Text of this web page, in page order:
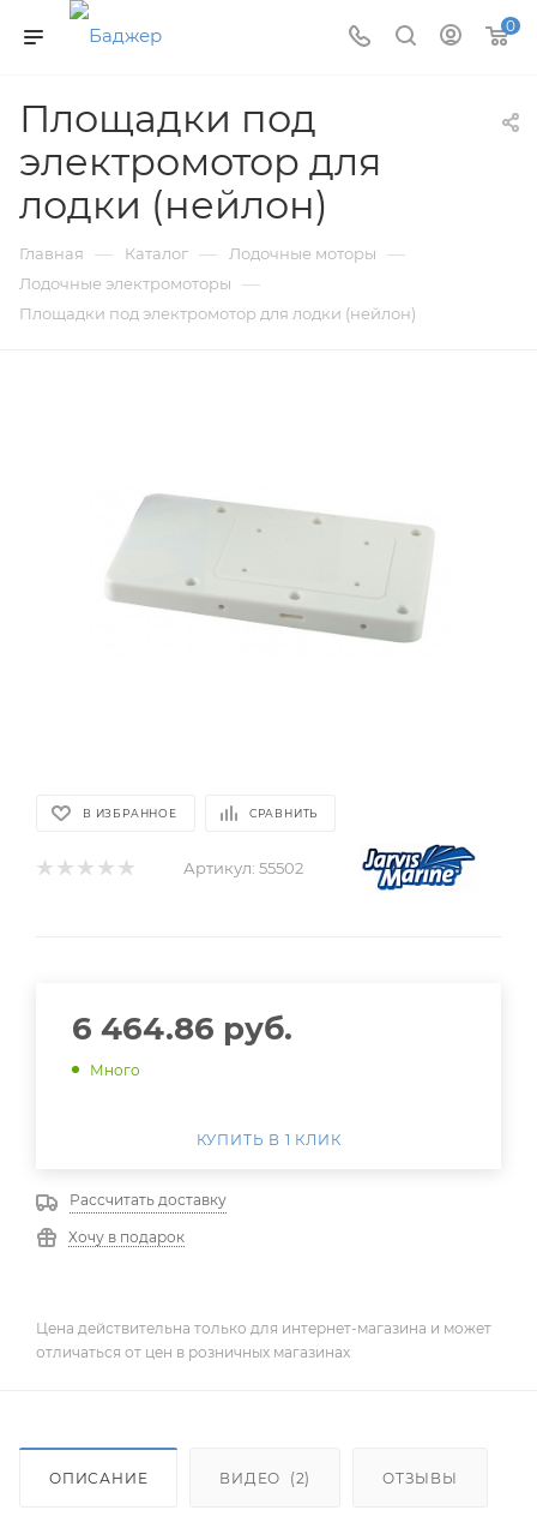
0
Площадки под
электромотор для
лодки (нейлон)
Главная — Каталог — Лодочные моторы —
Лодочные электромоторы —
Площадки под электромотор для лодки (нейлон)
В ИЗБРАННОЕ СРАВНИТЬ
Артикул: 55502
6 464.86 руб.
Много
КУПИТЬ В 1 КЛИК
Рассчитать доставку
Хочу в подарок
Цена действительна только для интернет-магазина и может
отличаться от цен в розничных магазинах
ОПИСАНИЕ ВИДЕО (2) ОТЗЫВЫ